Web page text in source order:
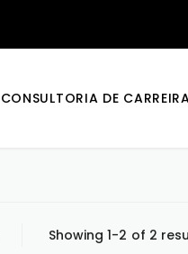
CONSULTORIA DE
Showing 1-2 of 2